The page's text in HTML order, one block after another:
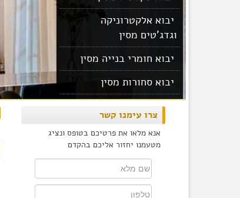
יבוא אלקטרוניקה
וגדג'טים מסין
יבוא חומרי בנייה מסין
יבוא סחורות מסין
יבוא מוצרים מסין
צרו עימנו קשר
אנא מלאו את פרטיכם בטופס ונציג
מטעמנו יחזור אליכם בהקדם